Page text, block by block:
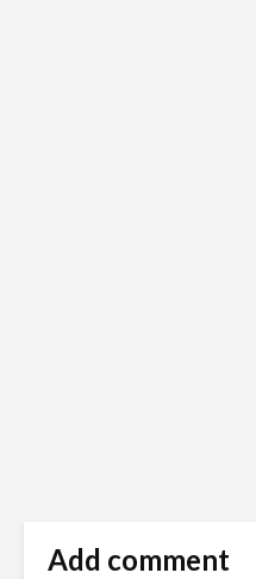
Add comment